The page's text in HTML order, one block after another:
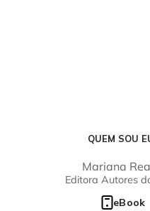
QUEM SOU
Mariana
Editora Autores
eBook